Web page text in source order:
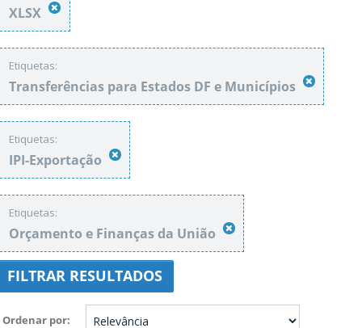
XLSX
Etiquetas:
Transferências para Estados DF e Municípios
Etiquetas:
IPI-Exportação
Etiquetas:
Orçamento e Finanças da União
FILTRAR RESULTADOS
Ordenar por